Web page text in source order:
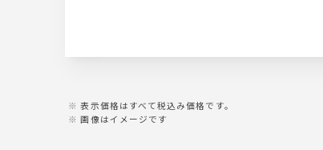
桂月（常温・燗）/白鶴（常温・燗）
（1合・2合・グラス）
表示価格はすべて税込み価格です。
画像はイメージです